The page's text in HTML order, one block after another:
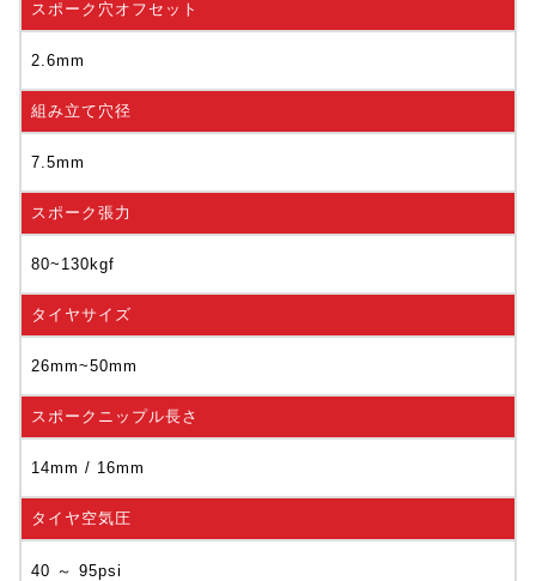
スポーク穴オフセット
2.6mm
組み立て穴径
7.5mm
スポーク張力
80~130kgf
タイヤサイズ
26mm~50mm
スポークニップル長さ
14mm / 16mm
タイヤ空気圧
40 ～ 95psi